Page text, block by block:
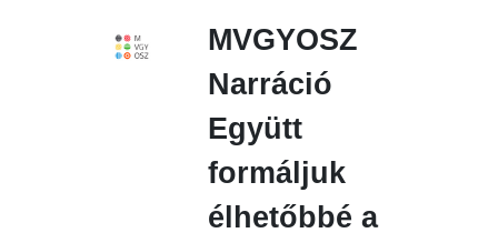
MVGYOSZ
Narráció
Együtt
formáljuk
élhetőbbé a